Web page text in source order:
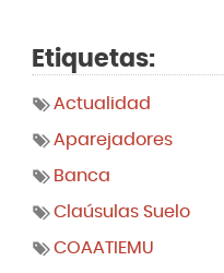
Etiquetas:
Actualidad
Aparejadores
Banca
Claúsulas Suelo
COAATIEMU